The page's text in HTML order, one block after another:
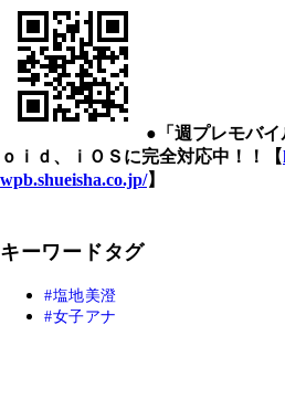
●「週プレモバ
ｏｉｄ、ｉＯＳに完全対応中！！【
wpb.shueisha.co.jp/】
キーワードタグ
塩地美澄
女子アナ